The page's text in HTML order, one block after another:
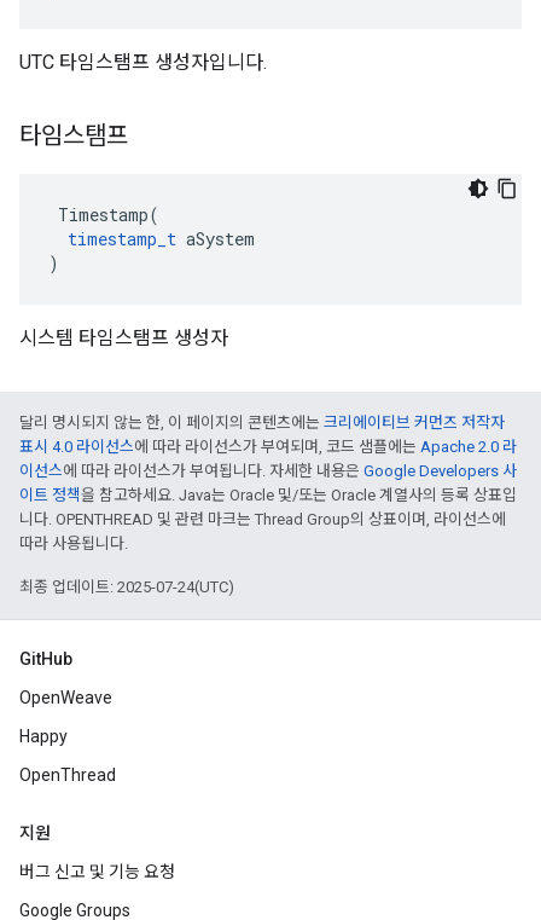
UTC 타임스탬프 생성자입니다.
타임스탬프
Timestamp(
timestamp_t aSystem
)
시스템 타임스탬프 생성자
달리 명시되지 않는 한, 이 페이지의 콘텐츠에는 크리에이티브 커먼즈 저작자
표시 4.0 라이선스에 따라 라이선스가 부여되며, 코드 샘플에는 Apache 2.0 라
이선스에 따라 라이선스가 부여됩니다. 자세한 내용은 Google Developers 사
이트 정책을 참고하세요. Java는 Oracle 및/또는 Oracle 계열사의 등록 상표입
니다. OPENTHREAD 및 관련 마크는 Thread Group의 상표이며, 라이선스에
따라 사용됩니다.
최종 업데이트: 2025-07-24(UTC)
GitHub
OpenWeave
Happy
OpenThread
지원
버그 신고 및 기능 요청
Google Groups